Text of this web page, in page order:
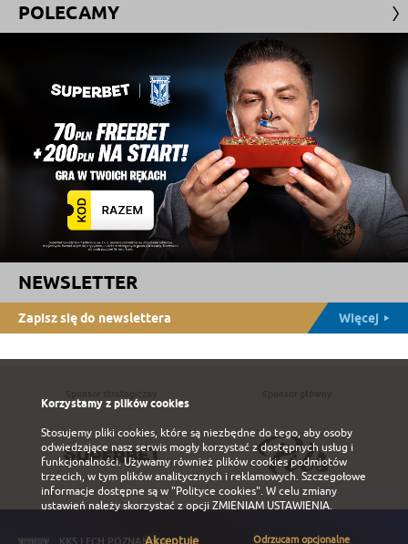
POLECAMY
NEWSLETTER
Zapisz się do newslettera Więcej
KKS LECH POZNAŃ S.A.
Korzystamy z plików cookies
Stosujemy pliki cookies, które są niezbędne do tego, aby osoby
odwiedzające nasz serwis mogły korzystać z dostępnych usług i
funkcjonalności. Używamy również plików cookies podmiotów
trzecich, w tym plików analitycznych i reklamowych. Szczegołowe
informacje dostępne są w"Polityce cookies". W celu zmiany
ustawień należy skorzystać z opcji ZMIENIAM USTAWIENIA.
Akceptuję Odrzucam opcjonalne